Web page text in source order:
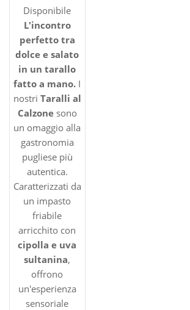
AGRODOLCE
CON
CIPOLLA
E
UVETTA
Disponibile
L'incontro
perfetto tra
dolce e salato
in un tarallo
fatto a mano. I
nostri Taralli al
Calzonesono
un omaggio alla
gastronomia
pugliese più
autentica.
Caratterizzati da
un impasto
friabile
arricchito con
cipolla e uva
sultanina,
offrono
un'esperienza
sensoriale